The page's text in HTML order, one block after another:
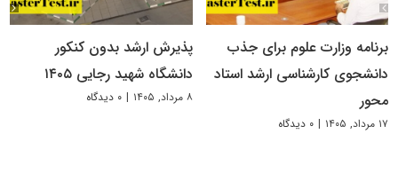
برنامه وزارت علوم برای جذب
دانشجوی کارشناسی ارشد استاد
محور
۱۷ مرداد, ۱۴۰۵ | ۰ دیدگاه
پذیرش ارشد بدون کنکور
دانشگاه شهید رجایی ۱۴۰۵
۸ مرداد, ۱۴۰۵ | ۰ دیدگاه